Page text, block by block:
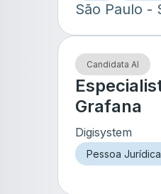
São Paulo -
Candidata AI
Grafana
Digisystem
Pessoa Jurídica